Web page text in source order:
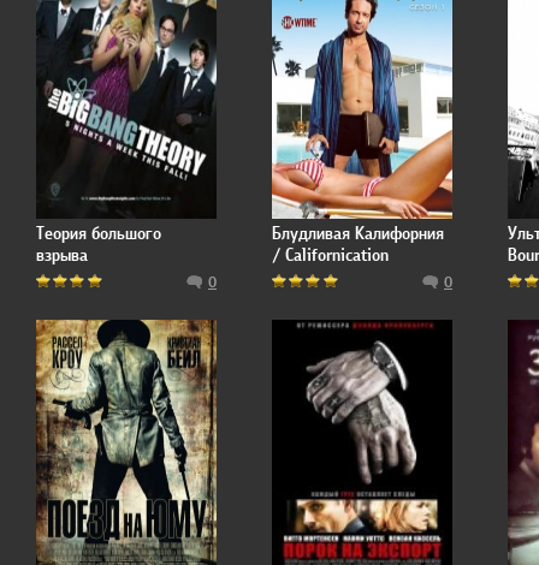
Теория большого
взрыва
0
Блудливая Калифорния
/ Californication
0